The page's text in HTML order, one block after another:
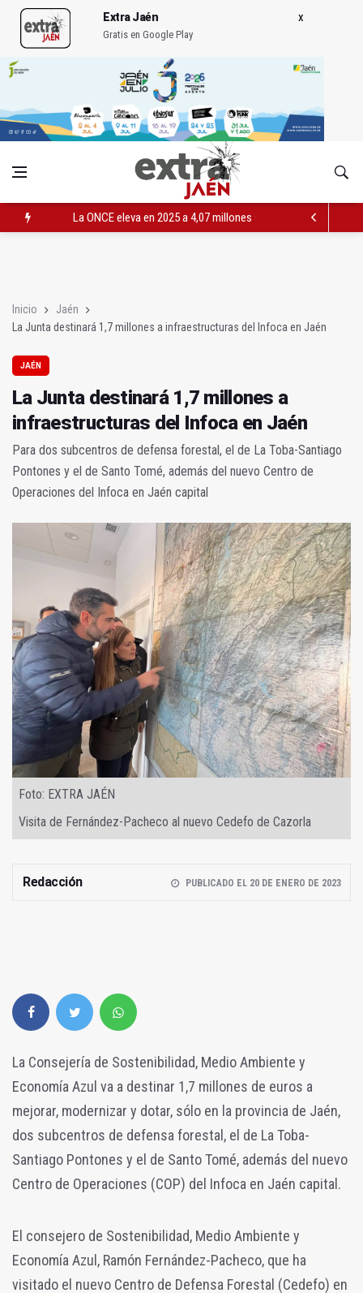
Extra Jaén
Gratis en Google Play
La ONCE eleva en 2025 a 4,07 millones su inversión social en
Inicio
Jaén
La Junta destinará 1,7 millones a infraestructuras del Infoca en Jaén
JAÉN
La Junta destinará 1,7 millones a
infraestructuras del Infoca en Jaén
Para dos subcentros de defensa forestal, el de La Toba-Santiago
Pontones y el de Santo Tomé, además del nuevo Centro de
Operaciones del Infoca en Jaén capital
Foto: EXTRA JAÉN
Visita de Fernández-Pacheco al nuevo Cedefo de Cazorla
Redacción PUBLICADO EL 20 DE ENERO DE 2023
La Consejería de Sostenibilidad, Medio Ambiente y
Economía Azul va a destinar 1,7 millones de euros a
mejorar, modernizar y dotar, sólo en la provincia de Jaén,
dos subcentros de defensa forestal, el de La Toba-
Santiago Pontones y el de Santo Tomé, además del nuevo
Centro de Operaciones (COP) del Infoca en Jaén capital.
El consejero de Sostenibilidad, Medio Ambiente y
Economía Azul, Ramón Fernández-Pacheco, que ha
visitado el nuevo Centro de Defensa Forestal (Cedefo) en